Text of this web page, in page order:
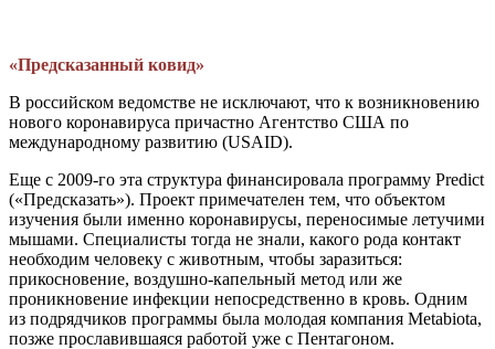
«Предсказанный ковид»
В российском ведомстве не исключают, что к возникновению
нового коронавируса причастно Агентство США по
международному развитию (USAID).
Еще с 2009-го эта структура финансировала программу Predict
(«Предсказать»). Проект примечателен тем, что объектом
изучения были именно коронавирусы, переносимые летучими
мышами. Специалисты тогда не знали, какого рода контакт
необходим человеку с животным, чтобы заразиться:
прикосновение, воздушно-капельный метод или же
проникновение инфекции непосредственно в кровь. Одним
из подрядчиков программы была молодая компания Metabiota,
позже прославившаяся работой уже с Пентагоном.